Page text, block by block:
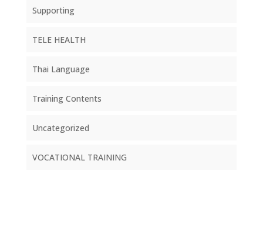
Supporting
TELE HEALTH
Thai Language
Training Contents
Uncategorized
VOCATIONAL TRAINING